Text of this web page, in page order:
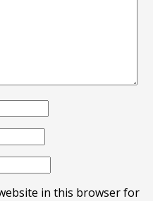
in this browser for